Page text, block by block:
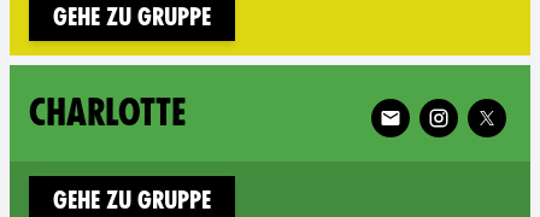
Gehe zu Gruppe
CHARLOTTE Follow XR
Gehe zu Gruppe